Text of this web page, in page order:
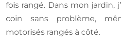
fois rangé. Dans mon jardin,
coin sans problème,
motorisés rangés à côté.